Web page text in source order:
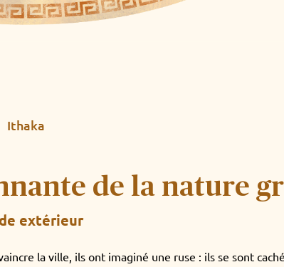
Ithaka
de la nature
extérieur
la ville, ils ont imaginé une ruse : ils se sont